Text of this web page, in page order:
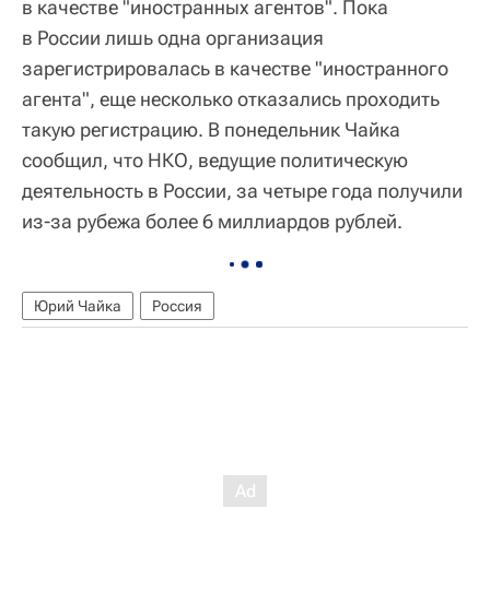
в качестве "иностранных агентов". Пока
в России лишь одна организация
зарегистрировалась в качестве "иностранного
агента", еще несколько отказались проходить
такую регистрацию. В понедельник Чайка
сообщил, что НКО, ведущие политическую
деятельность в России, за четыре года получили
из-за рубежа более 6 миллиардов рублей.
Юрий Чайка Россия